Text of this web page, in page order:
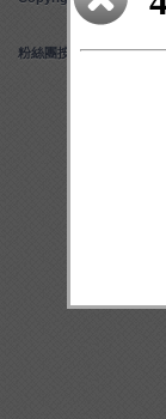
粉絲團按讚: